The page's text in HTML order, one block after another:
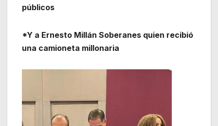
públicos
*Y a Ernesto Millán Soberanes quien recibió
una camioneta millonaria